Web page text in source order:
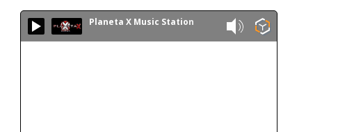
Planeta X Music Station